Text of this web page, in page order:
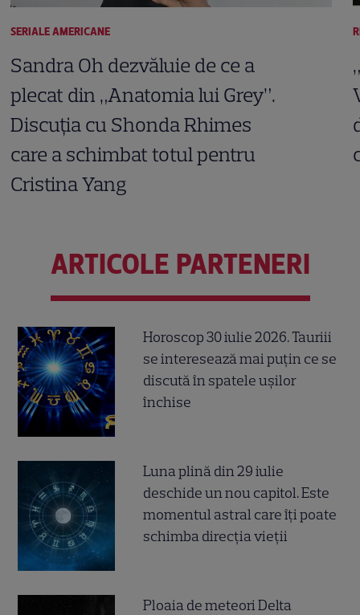
SERIALE AMERICANE
Sandra Oh dezvăluie de ce a
plecat din „Anatomia lui Grey”.
Discuția cu Shonda Rhimes
care a schimbat totul pentru
Cristina Yang
ARTICOLE PARTENERI
Horoscop 30 iulie 2026. Tauriii
se interesează mai puțin ce se
discută în spatele ușilor
închise
Luna plină din 29 iulie
deschide un nou capitol. Este
momentul astral care îți poate
schimba direcția vieții
Ploaia de meteori Delta